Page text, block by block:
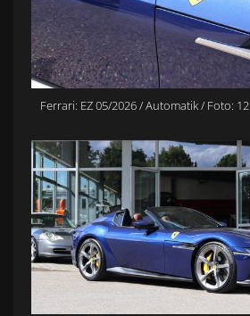
Ferrari: EZ 05/2026 / Automatik / Foto: 12